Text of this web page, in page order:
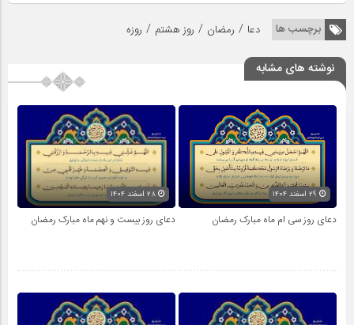
برچسب ها دعا / رمضان / روز هشتم / روزه
نوشته های مشابه
دعای روز سی ام ماه مبارک رمضان دعای روز بیست و نهم ماه مبارک رمضان